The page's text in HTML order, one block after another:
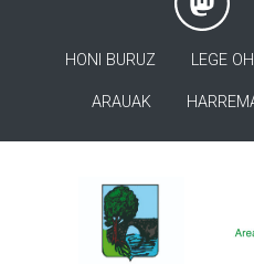
HONI BURUZ LEGE
ARAUAK